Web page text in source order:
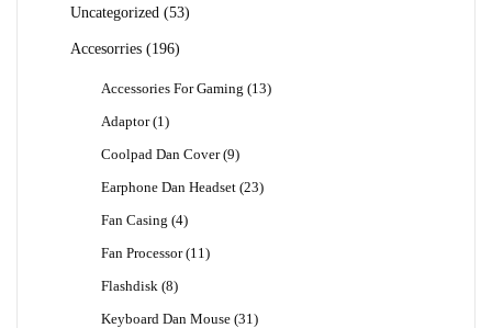
Uncategorized 5353
Accesorries
196196
Accessories For Gaming 1313
Adaptor 1 1
Coolpad Dan Cover 99
Earphone Dan Headset 2323
Fan Casing 44
Fan Processor 11 11
Flashdisk 88
Keyboard Dan Mouse 31 31